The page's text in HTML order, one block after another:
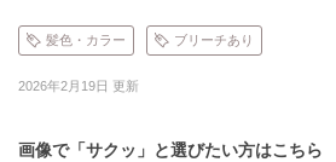
髪色・カラー ブリーチあり
2026年2月19日 更新
画像で「サクッ」と選びたい方はこちら